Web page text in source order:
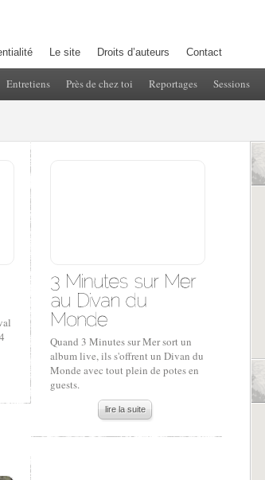
Le site Droits d’auteurs Contact
Entretiens Près de chez toi Reportages Sessions
Quand 3 Minutes sur Mer sort un
album live, ils s'offrent un Divan du
Monde avec tout plein de potes en
guests.
lire la suite